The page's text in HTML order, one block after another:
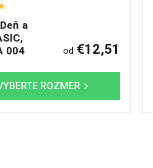
a
004
od €12,51